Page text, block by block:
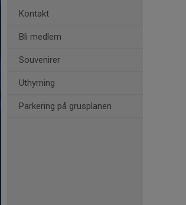
Kontakt
Bli medlem
Souvenirer
Uthyrning
Parkering på grusplanen